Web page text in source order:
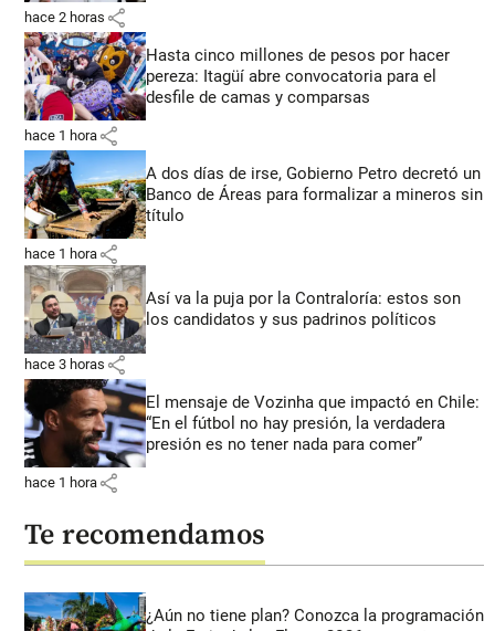
hace 2 horas share
Hasta cinco millones de pesos por hacer
pereza: Itagüí abre convocatoria para el
desfile de camas y comparsas
hace 1 hora share
A dos días de irse, Gobierno Petro decretó un
Banco de Áreas para formalizar a mineros sin
título
hace 1 hora share
Así va la puja por la Contraloría: estos son
los candidatos y sus padrinos políticos
hace 3 horas share
El mensaje de Vozinha que impactó en Chile:
“En el fútbol no hay presión, la verdadera
presión es no tener nada para comer”
hace 1 hora share
Te recomendamos
¿Aún no tiene plan? Conozca la programación